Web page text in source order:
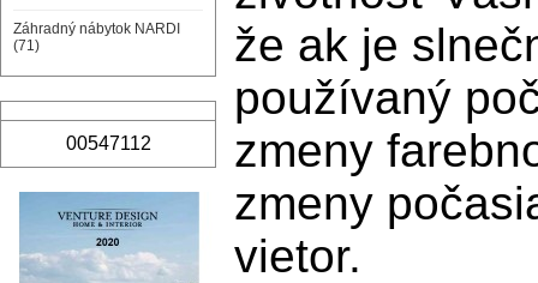
Záhradný nábytok NARDI
(71)
00547112
že ak je
používaný
zmeny
zmeny
vietor.